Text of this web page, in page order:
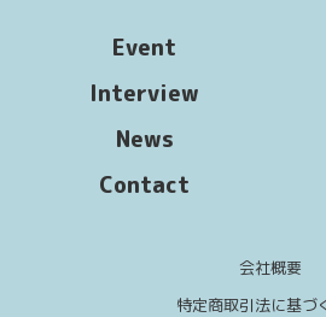
Event
Interview
News
Contact
会社概要
特定商取引法に基づ